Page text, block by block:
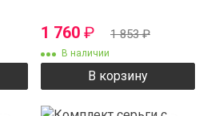
1 760 ₽ 1 853₽
В наличии
В корзину